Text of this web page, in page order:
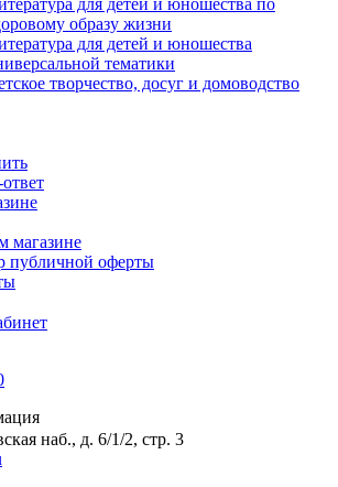
для детей и юношества по
образу жизни
для детей и юношества
тематики
творчество, досуг и домоводство
магазине
публичной оферты
наб., д. 6/1/2, стр. 3